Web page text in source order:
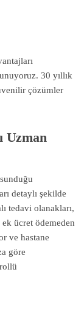
30 yıllık
çözümler
Uzman
detaylı şekilde
tedavi olanakları,
ek ücret ödemeden
ve hastane
göre